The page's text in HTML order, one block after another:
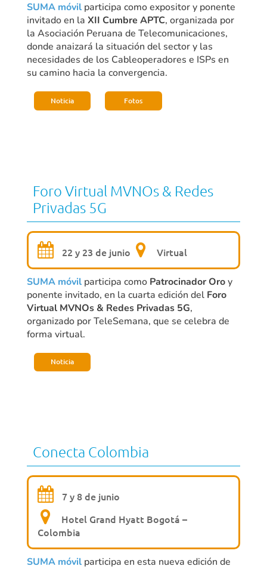
SUMA móvilparticipa como expositor y ponente
invitado en la XII Cumbre APTC, organizada por
la Asociación Peruana de Telecomunicaciones,
donde anaizará la situación del sector y las
necesidades de los Cableoperadores e ISPs en
su camino hacia la convergencia.
Noticia Fotos
Foro Virtual MVNOs & Redes
Privadas 5G
22 y 23 de junio Virtual
SUMA móvilparticipa como Patrocinador Oroy
ponente invitado, en la cuarta edición del Foro
Virtual MVNOs & Redes Privadas 5G,
organizado por TeleSemana, que se celebra de
forma virtual.
Noticia
Conecta Colombia
7 y 8 de junio
Hotel Grand Hyatt Bogotá –
Colombia
SUMA móvilparticipa en esta nueva edición de